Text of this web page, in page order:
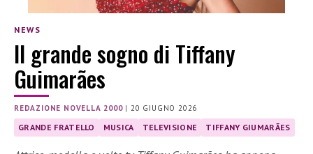
NEWS
Il grande sogno di Tiffany
Guimarães
REDAZIONE NOVELLA 2000|20 GIUGNO 2026
GRANDE FRATELLO MUSICA TELEVISIONE TIFFANY GIUMARÃES